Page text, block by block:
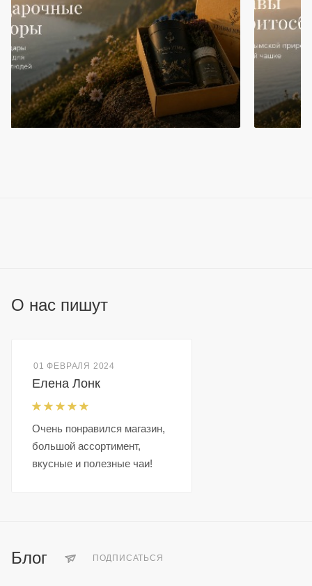
О нас пишут
01 ФЕВРАЛЯ 2024
Елена Лонк
Очень понравился магазин,
большой ассортимент,
вкусные и полезные чаи!
Блог ПОДПИСАТЬСЯ